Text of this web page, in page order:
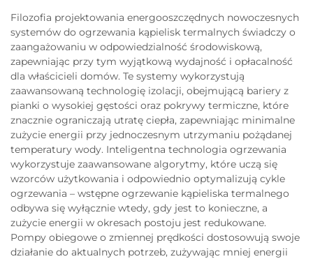
Filozofia projektowania energooszczędnych nowoczesnych
systemów do ogrzewania kąpielisk termalnych świadczy o
zaangażowaniu w odpowiedzialność środowiskową,
zapewniając przy tym wyjątkową wydajność i opłacalność
dla właścicieli domów. Te systemy wykorzystują
zaawansowaną technologię izolacji, obejmującą bariery z
pianki o wysokiej gęstości oraz pokrywy termiczne, które
znacznie ograniczają utratę ciepła, zapewniając minimalne
zużycie energii przy jednoczesnym utrzymaniu pożądanej
temperatury wody. Inteligentna technologia ogrzewania
wykorzystuje zaawansowane algorytmy, które uczą się
wzorców użytkowania i odpowiednio optymalizują cykle
ogrzewania – wstępne ogrzewanie kąpieliska termalnego
odbywa się wyłącznie wtedy, gdy jest to konieczne, a
zużycie energii w okresach postoju jest redukowane.
Pompy obiegowe o zmiennej prędkości dostosowują swoje
działanie do aktualnych potrzeb, zużywając mniej energii